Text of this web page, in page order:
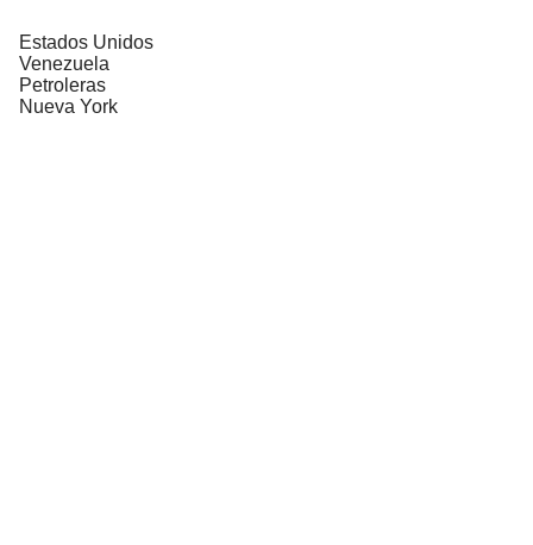
Estados Unidos
Venezuela
Petroleras
Nueva York